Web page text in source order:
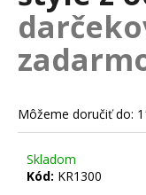
Môžeme doručiť do:
Skladom
Kód: KR1300
O
d
p
r
ú
a
m